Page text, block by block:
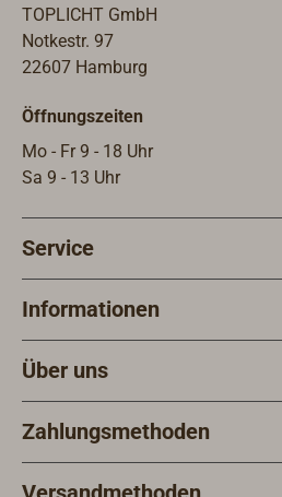
TOPLICHT GmbH
Notkestr. 97
22607 Hamburg
Öffnungszeiten
Mo - Fr 9 - 18 Uhr
Sa 9 - 13 Uhr
Service
Informationen
Über uns
Zahlungsmethoden